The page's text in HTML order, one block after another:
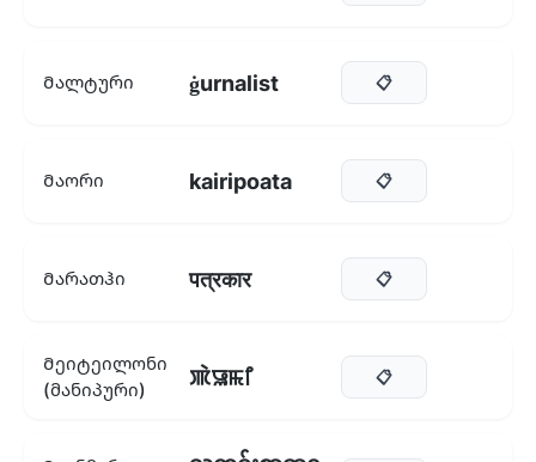
Მალტური ġurnalist 📋
Მაორი kairipoata 📋
Მარათჰი पत्रकार 📋
Მეიტეილონი
(მანიპური)
ꯄꯥꯎꯃꯤ 📋